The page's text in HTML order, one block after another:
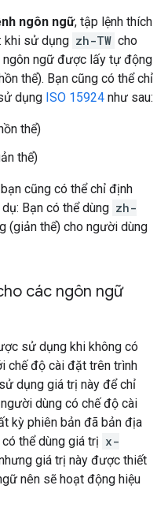
ngôn ngữ, tập lệnh thích
khi sử dụng zh-TW cho
ngôn ngữ được lấy tự động
thể). Bạn cũng có thể chỉ
dụng ISO 15924 như sau:
thể)
thể)
cũng có thể chỉ định
Bạn có thể dùng zh-
(giản thể) cho người dùng
các ngôn ngữ
sử dụng khi không có
chế độ cài đặt trên trình
dụng giá trị này để chỉ
dùng có chế độ cài
kỳ phiên bản đã bản địa
thể dùng giá trị x-
giá trị này được thiết
nên sẽ hoạt động hiệu